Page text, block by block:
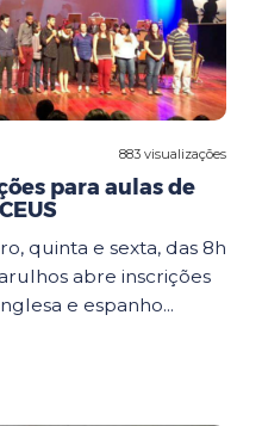
883 visualizações
para aulas de
quinta e sexta, das 8h
abre inscrições
e espanho...